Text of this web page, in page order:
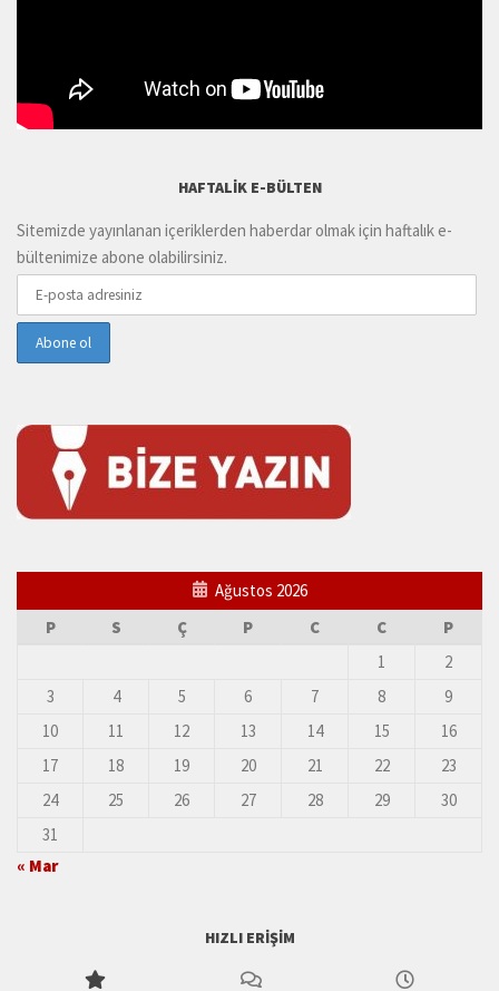
HAFTALIK E-BÜLTEN
Sitemizde yayınlanan içeriklerden haberdar olmak için haftalık e-
bültenimize abone olabilirsiniz.
Ağustos 2026
P
S Ç P C C
P
1
2
3
4 5 6 7 8
9
10
11 12 13 14 15
16
17
18 19 20 21 22
23
24
25 26 27 28 29
30
31
« Mar
HIZLI ERIŞIM